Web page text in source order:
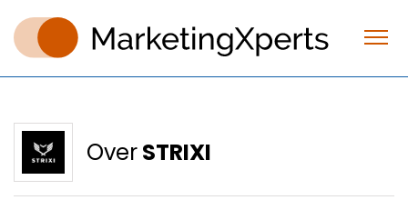
OverSTRIXI